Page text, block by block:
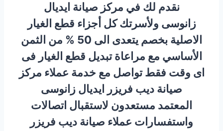
نقدم لك في مركز صيانة ايديال
زانوسى ولأسرتك كل أجزاء قطع الغيار
الاصلية بخصم يتعدى الى 50 % من الثمن
الأساسي مع مراعاة تبديل قطع الغيار فى
اى وقت فقط تواصل مع خدمة عملاء مركز
صيانة ديب فريزر ايديال زانوسى
المعتمد مستعدون لاستقبال اتصالات
واستفسارات عملاء صيانة ديب فريزر